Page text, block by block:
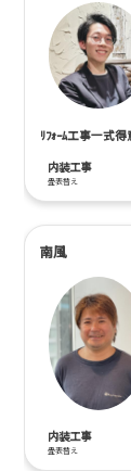
ﾘﾌｫｰﾑ工事一式
内装工事
畳表替え
南風
内装工事
畳表替え